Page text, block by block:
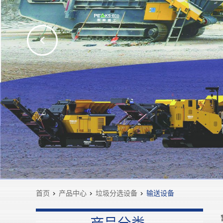
首页 > 产品中心 > 垃圾分选设备 > 输送设备